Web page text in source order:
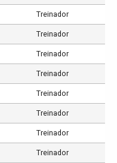
Treinador
Treinador
Treinador
Treinador
Treinador
Treinador
Treinador
Treinador